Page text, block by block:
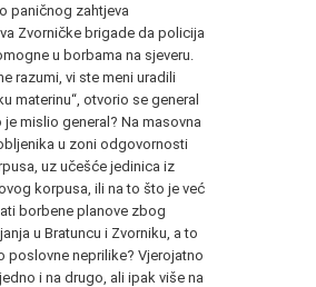
paničnog zahtjeva
Zvorničke brigade da policija
u borbama na sjeveru.
razumi, vi ste meni uradili
materinu“, otvorio se general
je mislio general? Na masovna
u zoni odgovornosti
uz učešće jedinica iz
korpusa, ili na to što je već
borbene planove zbog
u Bratuncu i Zvorniku, a to
poslovne neprilike? Vjerojatno
i na drugo, ali ipak više na